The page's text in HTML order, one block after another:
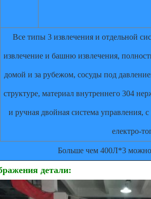
Все типы 3 извлечения и отдельной
извлечение и башню извлечения,
домой и за рубежом, сосуды под
структуре, материал внутреннего 304
и ручная двойная система управления,
електро-
Больше чем 400Л*3 можно
детали: